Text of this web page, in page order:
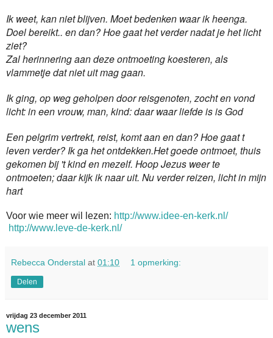
Ik weet, kan niet blijven. Moet bedenken waar ik heenga.
Doel bereikt.. en dan? Hoe gaat het verder nadat je het licht
ziet?
Zal herinnering aan deze ontmoeting koesteren, als
vlammetje dat niet uit mag gaan.
Ik ging, op weg geholpen door reisgenoten, zocht en vond
licht: in een vrouw, man, kind: daar waar liefde is is God
Een pelgrim vertrekt, reist, komt aan en dan? Hoe gaat t
leven verder? Ik ga het ontdekken.Het goede ontmoet, thuis
gekomen bij 't kind en mezelf. Hoop Jezus weer te
ontmoeten; daar kijk ik naar uit. Nu verder reizen, licht in mijn
hart
Voor wie meer wil lezen: http://www.idee-en-kerk.nl/
http://www.leve-de-kerk.nl/
Rebecca Onderstal at 01:10 1 opmerking:
Delen
vrijdag 23 december 2011
wens